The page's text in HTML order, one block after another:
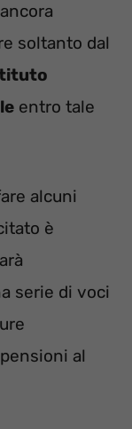
soltanto dal
entro tale
alcuni
è
serie di voci
al